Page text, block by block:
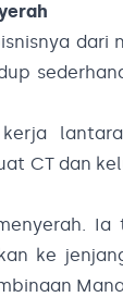
dari
CT dan
ke